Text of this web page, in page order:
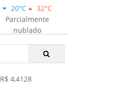
20°C
32°C
Parcialmente
nublado
R$ 4,4128